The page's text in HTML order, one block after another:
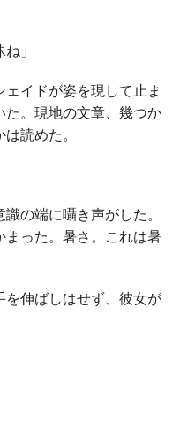
」
イドが姿を現して止ま
た。現地の文章、幾つか
読めた。
の端に囁き声がした。
った。暑さ。これは暑
伸ばしはせず、彼女が